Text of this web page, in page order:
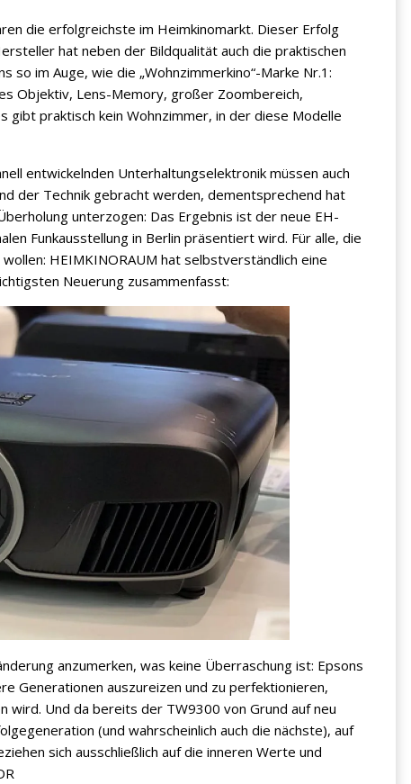
die erfolgreichste im Heimkinomarkt. Dieser Erfolg
hat neben der Bildqualität auch die praktischen
so im Auge, wie die „Wohnzimmerkino“-Marke Nr.1:
Objektiv, Lens-Memory, großer Zoombereich,
gibt praktisch kein Wohnzimmer, in der diese Modelle
entwickelnden Unterhaltungselektronik müssen auch
der Technik gebracht werden, dementsprechend hat
unterzogen: Das Ergebnis ist der neue EH-
Funkausstellung in Berlin präsentiert wird. Für alle, die
HEIMKINORAUM hat selbstverständlich eine
Neuerung zusammenfasst:
anzumerken, was keine Überraschung ist: Epsons
Generationen auszureizen und zu perfektionieren,
Und da bereits der TW9300 von Grund auf neu
(und wahrscheinlich auch die nächste), auf
sich ausschließlich auf die inneren Werte und